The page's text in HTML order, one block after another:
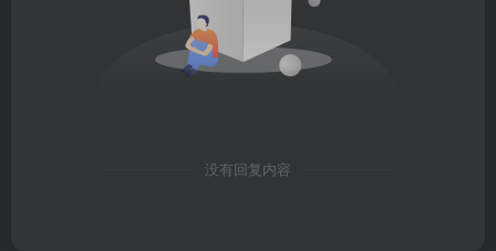
没有回复内容